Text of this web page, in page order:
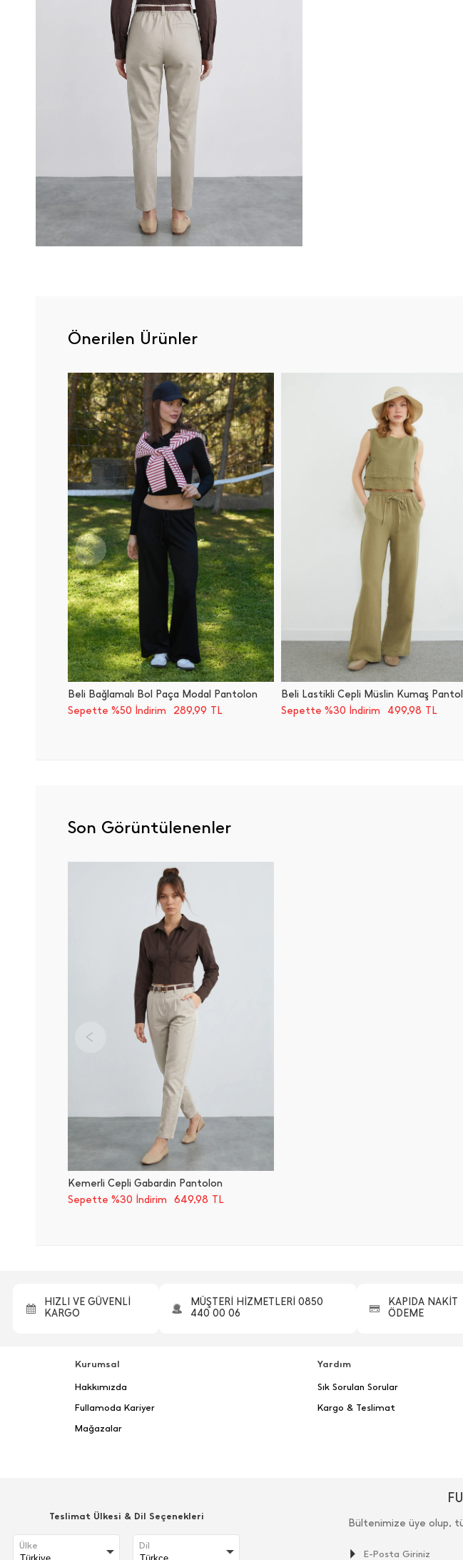
Önerilen Ürünler
Beli Bağlamalı Bol Paça Modal Pantolon
Sepette %50 İndirim
289,99 TL
Beli Lastikli Cepli Müslin Kumaş
Sepette %30 İndirim
499,98 TL
Son Görüntülenenler
Kemerli Cepli Gabardin Pantolon
Sepette %30 İndirim
649,98 TL
HIZLI VE GÜVENLİ
KARGO
MÜŞTERİ HİZMETLERİ 0850
440 00 06
KAPIDA NAKİT
ÖDEME
Kurumsal
Hakkımızda
Fullamoda Kariyer
Mağazalar
Yardım
Sık Sorulan Sorular
Kargo & Teslimat
Teslimat Ülkesi & Dil Seçenekleri
Ülke Dil
Bültenimize üye olup,